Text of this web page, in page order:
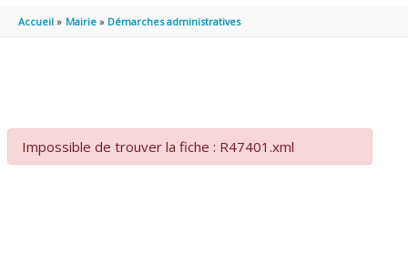
PRINCIPAL
Accueil Mairie Démarches administratives
Impossible de trouver la fiche : R47401.xml